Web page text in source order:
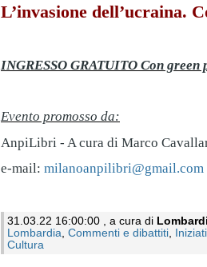
L’invasione dell’ucraina.
INGRESSO GRATUITO Con green
Evento promosso da:
AnpiLibri - A cura di Marco
e-mail: milanoanpilibri@gmail.com
31.03.22 16:00:00 , a cura di
Lombardia, Commenti e dibattiti,
Cultura